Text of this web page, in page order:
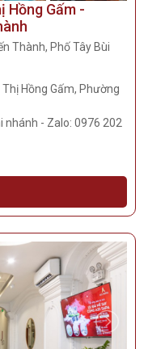
Hồng Gấm -
Thành, Phố Tây Bùi
Hồng Gấm, Phường
nhánh - Zalo: 0976 202